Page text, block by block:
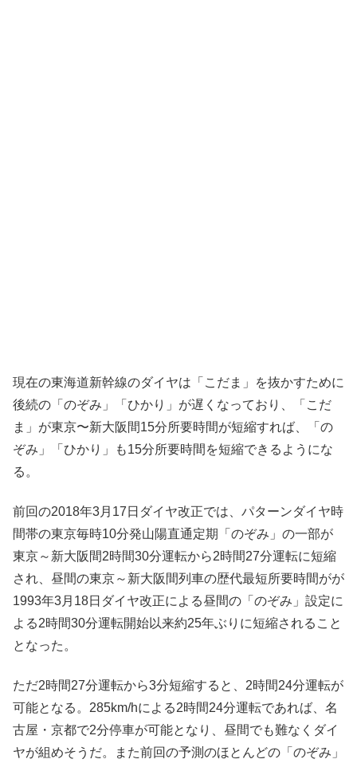
現在の東海道新幹線のダイヤは「こだま」を抜かすために
後続の「のぞみ」「ひかり」が遅くなっており、「こだ
ま」が東京〜新大阪間15分所要時間が短縮すれば、「の
ぞみ」「ひかり」も15分所要時間を短縮できるようにな
る。
前回の2018年3月17日ダイヤ改正では、パターンダイヤ時
間帯の東京毎時10分発山陽直通定期「のぞみ」の一部が
東京～新大阪間2時間30分運転から2時間27分運転に短縮
され、昼間の東京～新大阪間列車の歴代最短所要時間がが
1993年3月18日ダイヤ改正による昼間の「のぞみ」設定に
よる2時間30分運転開始以来約25年ぶりに短縮されること
となった。
ただ2時間27分運転から3分短縮すると、2時間24分運転が
可能となる。285km/hによる2時間24分運転であれば、名
古屋・京都で2分停車が可能となり、昼間でも難なくダイ
ヤが組めそうだ。また前回の予測のほとんどの「のぞみ」